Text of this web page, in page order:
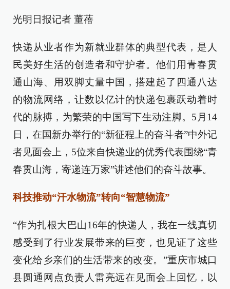
光明日报记者 董蓓
快递从业者作为新就业群体的典型代表，是人
民美好生活的创造者和守护者。他们用青春贯
通山海、用双脚丈量中国，搭建起了四通八达
的物流网络，让数以亿计的快递包裹跃动着时
代的脉搏，为繁荣的中国写下生动注脚。5月14
日，在国新办举行的“新征程上的奋斗者”中外记
者见面会上，5位来自快递业的优秀代表围绕“青
春贯山海，寄递连万家”讲述他们的奋斗故事。
科技推动“汗水物流”转向“智慧物流”
“作为扎根大巴山16年的快递人，我在一线真切
感受到了行业发展带来的巨变，也见证了这些
变化给乡亲们的生活带来的改变。”重庆市城口
县圆通网点负责人雷亮远在见面会上回忆，以